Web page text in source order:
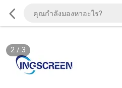
2/ 3